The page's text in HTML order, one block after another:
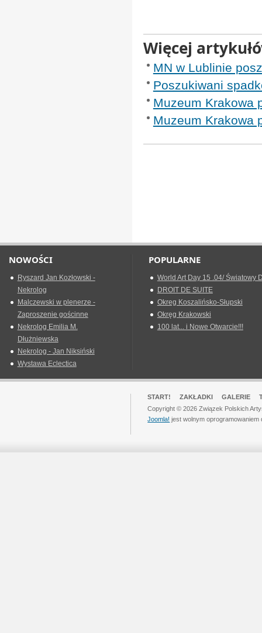
Więcej
MN w Lublinie
Poszukiwani
Muzeum Krakowa
Muzeum Krakowa
NOWOŚCI
Ryszard Jan Kozłowski -
Nekrolog
Malczewski w plenerze -
Zaproszenie gościnne
Nekrolog Emilia M.
Dłużniewska
Nekrolog - Jan Niksiński
Wystawa Eclectica
POPULARNE
World Art Day 15 .04/ Światowy
DROIT DE SUITE
Okreg Koszalińsko-Słupski
Okręg Krakowski
100 lat... i Nowe Otwarcie!!!
START! ZAKŁADKI GALERIE
Copyright © 2026 Związek Polskich
Joomla! jest wolnym